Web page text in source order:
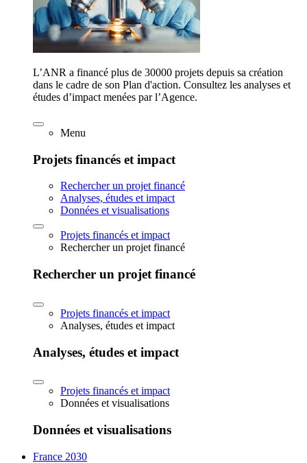
L’ANR a financé plus de 30000 projets depuis sa création
dans le cadre de son Plan d'action. Consultez les analyses et
études d’impact menées par l’Agence.
Menu
Projets financés et impact
Rechercher un projet financé
Analyses, études et impact
Données et visualisations
Projets financés et impact
Rechercher un projet financé
Rechercher un projet financé
Projets financés et impact
Analyses, études et impact
Analyses, études et impact
Projets financés et impact
Données et visualisations
Données et visualisations
France 2030